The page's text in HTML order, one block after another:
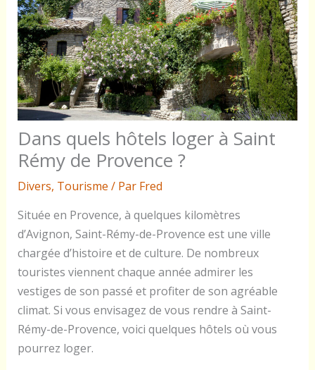
Dans quels hôtels loger à Saint
Rémy de Provence ?
Divers, Tourisme / Par Fred
Située en Provence, à quelques kilomètres
d’Avignon, Saint-Rémy-de-Provence est une ville
chargée d’histoire et de culture. De nombreux
touristes viennent chaque année admirer les
vestiges de son passé et profiter de son agréable
climat. Si vous envisagez de vous rendre à Saint-
Rémy-de-Provence, voici quelques hôtels où vous
pourrez loger.